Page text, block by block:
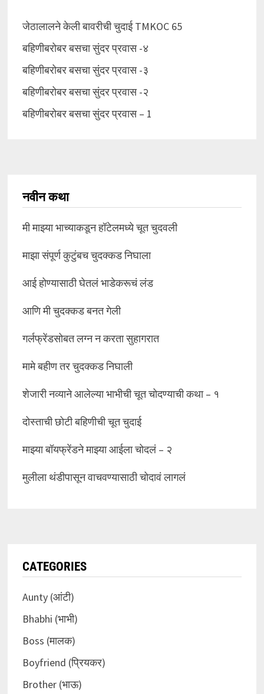
जेठालालने केली बावरीची चुदाई TMKOC 65
बहिणीबरोबर बसचा सुंदर प्रवास -४
बहिणीबरोबर बसचा सुंदर प्रवास -३
बहिणीबरोबर बसचा सुंदर प्रवास -२
बहिणीबरोबर बसचा सुंदर प्रवास – 1
नवीन कथा
मी माझ्या भाच्याकडून हॉटेलमध्ये चूत चुदवली
माझा संपूर्ण कुटुंबच चुदक्कड निघाला
आई होण्यासाठी घेतलं भाडेकरूचं लंड
आणि मी चुदक्कड बनत गेली
गर्लफ्रेंडसोबत लग्न न करता सुहागरात
मामे बहीण तर चुदक्कड निघाली
शेजारी नव्याने आलेल्या भाभीची चूत चोदण्याची कथा – १
दोस्ताची छोटी बहिणीची चूत चुदाई
माझ्या बॉयफ्रेंडने माझ्या आईला चोदलं – २
मुलीला थंडीपासून वाचवण्यासाठी चोदावं लागलं
CATEGORIES
Aunty (आंटी)
Bhabhi (भाभी)
Boss (मालक)
Boyfriend (प्रियकर)
Brother (भाऊ)